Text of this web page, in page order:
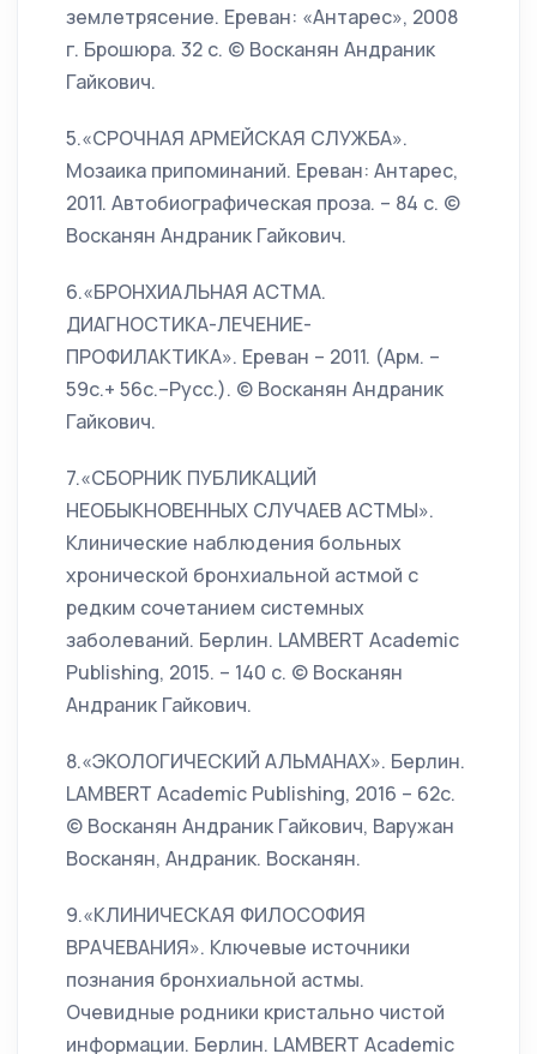
землетрясение. Ереван: «Антарес», 2008
г. Брошюра. 32 с. © Восканян Андраник
Гайкович.
5.«СРОЧНАЯ АРМЕЙСКАЯ СЛУЖБА».
Мозаика припоминаний. Ереван: Антарес,
2011. Автобиографическая проза. – 84 с. ©
Восканян Андраник Гайкович.
6.«БРОНХИАЛЬНАЯ АСТМА.
ДИАГНОСТИКА-ЛЕЧЕНИЕ-
ПРОФИЛАКТИКА». Ереван – 2011. (Арм. –
59с.+ 56с.–Русс.). © Восканян Андраник
Гайкович.
7.«СБОРНИК ПУБЛИКАЦИЙ
НЕОБЫКНОВЕННЫХ СЛУЧАЕВ АСТМЫ».
Клинические наблюдения больных
хронической бронхиальной астмой с
редким сочетанием системных
заболеваний. Берлин. LAMBERT Academic
Publishing, 2015. – 140 с. © Восканян
Андраник Гайкович.
8.«ЭКОЛОГИЧЕСКИЙ АЛЬМАНАХ». Берлин.
LAMBERT Academic Publishing, 2016 – 62с.
© Восканян Андраник Гайкович, Варужан
Восканян, Андраник. Восканян.
9.«КЛИНИЧЕСКАЯ ФИЛОСОФИЯ
ВРАЧЕВАНИЯ». Ключевые источники
познания бронхиальной астмы.
Очевидные родники кристально чистой
информации. Берлин. LAMBERT Academic